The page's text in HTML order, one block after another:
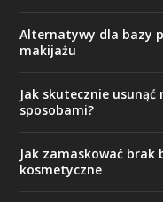
Alternatywy dla bazy
makijażu
Jak skutecznie
sposobami?
Jak zamaskować brak
kosmetyczne